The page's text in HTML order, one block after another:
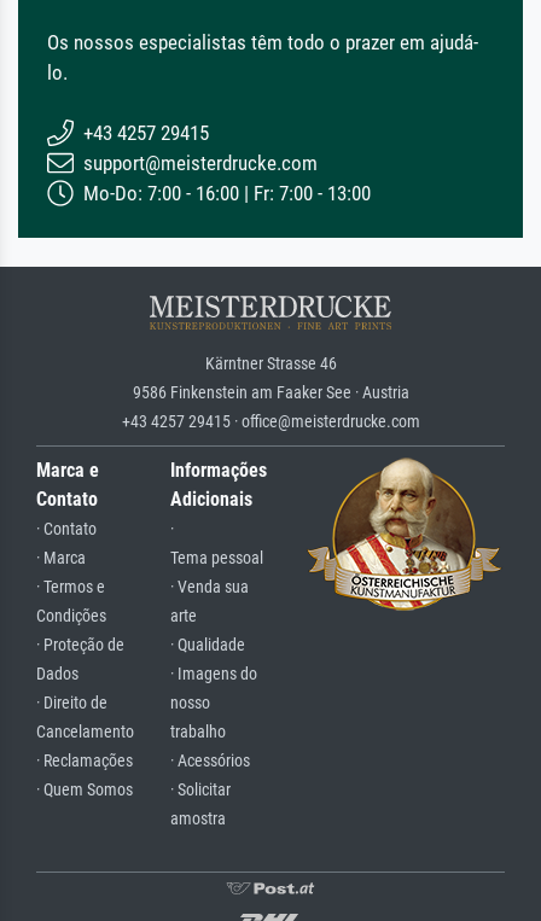
Os nossos especialistas têm todo o prazer em ajudá-
lo.
+43 4257 29415
support@meisterdrucke.com
Mo-Do: 7:00 - 16:00 | Fr: 7:00 - 13:00
Kärntner Strasse 46
9586 Finkenstein am Faaker See · Austria
+43 4257 29415 · office@meisterdrucke.com
Marca e
Contato
· Contato
· Marca
· Termos e
Condições
· Proteção de
Dados
· Direito de
Cancelamento
· Reclamações
· Quem Somos
Informações
Adicionais
·
Tema pessoal
· Venda sua
arte
· Qualidade
· Imagens do
nosso
trabalho
· Acessórios
· Solicitar
amostra